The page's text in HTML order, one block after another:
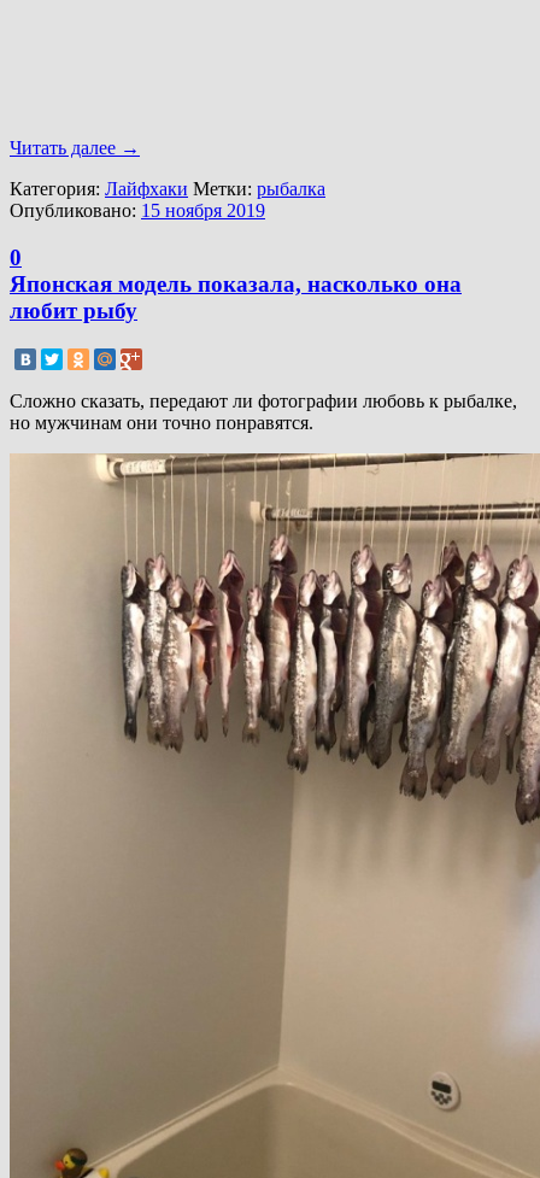
Читать далее →
Категория: Лайфхаки Метки: рыбалка
Опубликовано: 15 ноября 2019
0
Японская модель показала, насколько она
любит рыбу
Сложно сказать, передают ли фотографии любовь к рыбалке,
но мужчинам они точно понравятся.